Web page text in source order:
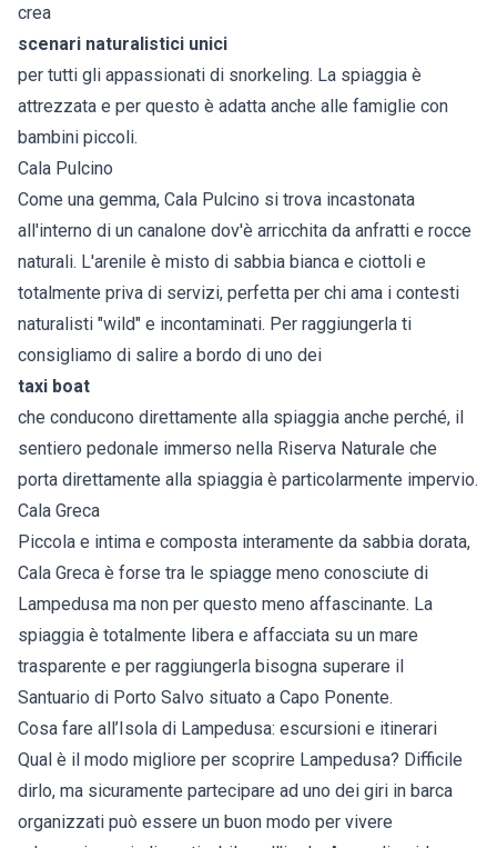
crea
scenari naturalistici unici
per tutti gli appassionati di snorkeling. La spiaggia è
attrezzata e per questo è adatta anche alle famiglie con
bambini piccoli.
Cala Pulcino
Come una gemma, Cala Pulcino si trova incastonata
all'interno di un canalone dov'è arricchita da anfratti e rocce
naturali. L'arenile è misto di sabbia bianca e ciottoli e
totalmente priva di servizi, perfetta per chi ama i contesti
naturalisti "wild" e incontaminati. Per raggiungerla ti
consigliamo di salire a bordo di uno dei
taxi boat
che conducono direttamente alla spiaggia anche perché, il
sentiero pedonale immerso nella Riserva Naturale che
porta direttamente alla spiaggia è particolarmente impervio.
Cala Greca
Piccola e intima e composta interamente da sabbia dorata,
Cala Greca è forse tra le spiagge meno conosciute di
Lampedusa ma non per questo meno affascinante. La
spiaggia è totalmente libera e affacciata su un mare
trasparente e per raggiungerla bisogna superare il
Santuario di Porto Salvo situato a Capo Ponente.
Cosa fare all’Isola di Lampedusa: escursioni e itinerari
Qual è il modo migliore per scoprire Lampedusa? Difficile
dirlo, ma sicuramente partecipare ad uno dei giri in barca
organizzati può essere un buon modo per vivere